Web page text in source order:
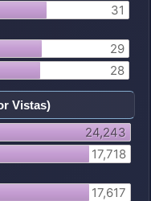
31
29
28
Vistas)
24,243
17,718
17,617